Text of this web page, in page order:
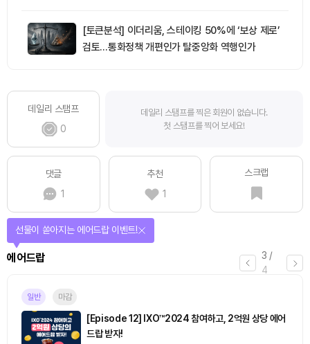
[토큰분석] 이더리움, 스테이킹 50%에 ‘보상 제로’
검토…통화정책 개편인가 탈중앙화 역행인가
데일리 스탬프
0
데일리 스탬프를 찍은 회원이 없습니다.
첫 스탬프를 찍어 보세요!
댓글
1
추천
1
스크랩
3 /
4
에어드랍
선물이 쏟아지는 에어드랍 이벤트!
일반 마감
[Episode 12] IXO™2024 참여하고, 2억원 상당 에어
드랍 받자!